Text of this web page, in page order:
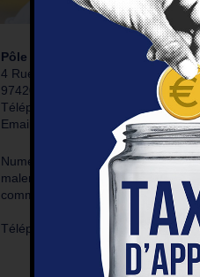
Pôle Santé Carambole
4 Rue Simon Pernic
97420 Le Port
Téléphone : 02 62 21 33 40
Email : crcsi.admin@irsam.fr
Numéro pour l'envoi de SMS pour
malentendants et sourds
communiquant pas au téléphone :
Téléphone : 06 92 83 38 78